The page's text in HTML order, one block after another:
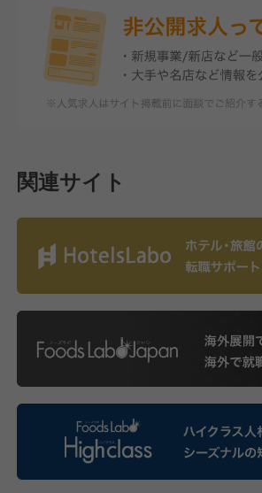
関連サイト